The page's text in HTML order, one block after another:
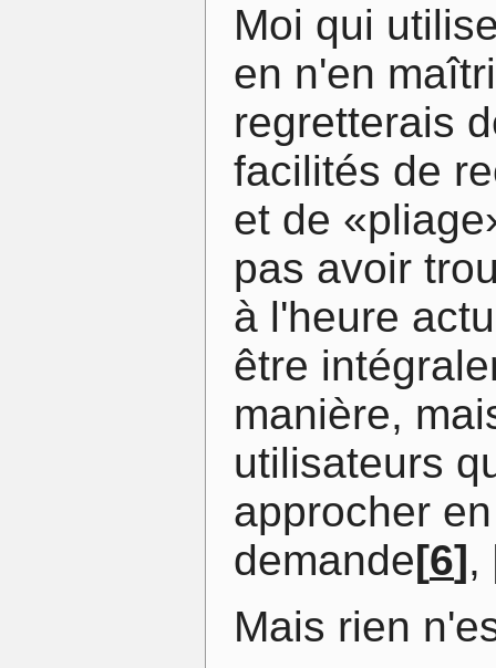
Moi qui
en n'en
regretterais
facilités de
et de
pas avoir
à l'heure
être
manière,
utilisateurs
approcher
demande[6],
Mais rien